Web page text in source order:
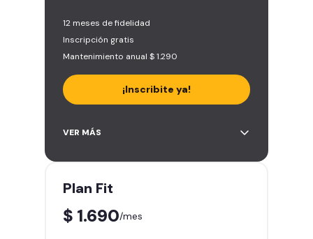
12 meses de fidelidad
Inscripción gratis
Mantenimiento anual $ 1.290
¡Inscribite ya!
Área de peso libre, peso
grupales
donde estés
Smart Fit App – Tu entrenamiento
VER MÁS
Plan Fit
$ 1.690/mes